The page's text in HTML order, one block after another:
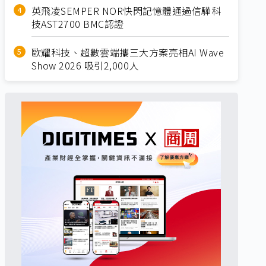
英飛凌SEMPER NOR快閃記憶體通過信驊科
技AST2700 BMC認證
歐耀科技、超數雲端攜三大方案亮相AI Wave
Show 2026 吸引2,000人